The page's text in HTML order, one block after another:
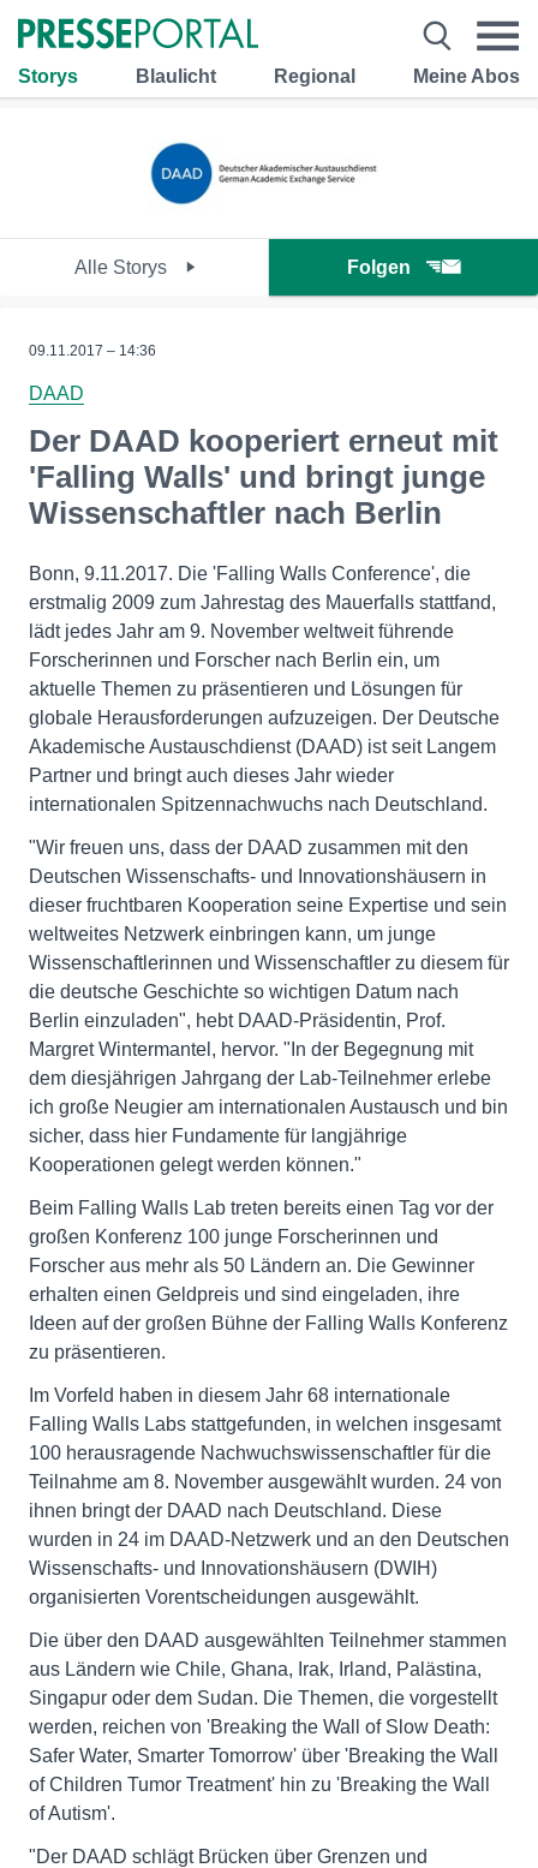
Storys Blaulicht Regional Meine Abos
Alle Storys Folgen
09.11.2017 – 14:36
DAAD
Der DAAD kooperiert erneut mit
'Falling Walls' und bringt junge
Wissenschaftler nach Berlin
Bonn, 9.11.2017. Die 'Falling Walls Conference', die
erstmalig 2009 zum Jahrestag des Mauerfalls stattfand,
lädt jedes Jahr am 9. November weltweit führende
Forscherinnen und Forscher nach Berlin ein, um
aktuelle Themen zu präsentieren und Lösungen für
globale Herausforderungen aufzuzeigen. Der Deutsche
Akademische Austauschdienst (DAAD) ist seit Langem
Partner und bringt auch dieses Jahr wieder
internationalen Spitzennachwuchs nach Deutschland.
"Wir freuen uns, dass der DAAD zusammen mit den
Deutschen Wissenschafts- und Innovationshäusern in
dieser fruchtbaren Kooperation seine Expertise und sein
weltweites Netzwerk einbringen kann, um junge
Wissenschaftlerinnen und Wissenschaftler zu diesem für
die deutsche Geschichte so wichtigen Datum nach
Berlin einzuladen", hebt DAAD-Präsidentin, Prof.
Margret Wintermantel, hervor. "In der Begegnung mit
dem diesjährigen Jahrgang der Lab-Teilnehmer erlebe
ich große Neugier am internationalen Austausch und bin
sicher, dass hier Fundamente für langjährige
Kooperationen gelegt werden können."
Beim Falling Walls Lab treten bereits einen Tag vor der
großen Konferenz 100 junge Forscherinnen und
Forscher aus mehr als 50 Ländern an. Die Gewinner
erhalten einen Geldpreis und sind eingeladen, ihre
Ideen auf der großen Bühne der Falling Walls Konferenz
zu präsentieren.
Im Vorfeld haben in diesem Jahr 68 internationale
Falling Walls Labs stattgefunden, in welchen insgesamt
100 herausragende Nachwuchswissenschaftler für die
Teilnahme am 8. November ausgewählt wurden. 24 von
ihnen bringt der DAAD nach Deutschland. Diese
wurden in 24 im DAAD-Netzwerk und an den Deutschen
Wissenschafts- und Innovationshäusern (DWIH)
organisierten Vorentscheidungen ausgewählt.
Die über den DAAD ausgewählten Teilnehmer stammen
aus Ländern wie Chile, Ghana, Irak, Irland, Palästina,
Singapur oder dem Sudan. Die Themen, die vorgestellt
werden, reichen von 'Breaking the Wall of Slow Death:
Safer Water, Smarter Tomorrow' über 'Breaking the Wall
of Children Tumor Treatment' hin zu 'Breaking the Wall
of Autism'.
"Der DAAD schlägt Brücken über Grenzen und